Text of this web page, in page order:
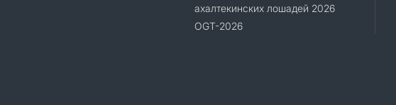
ахалтекинских лошадей 2026
OGT-2026